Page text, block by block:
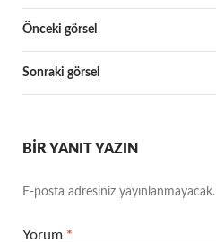
Önceki görsel
Sonraki görsel
BIR YANIT YAZIN
E-posta adresiniz yayınlanmayacak.
Yorum *